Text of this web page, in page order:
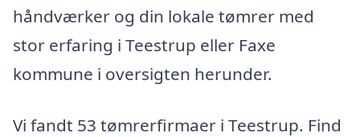
håndværker og din lokale tømrer med
stor erfaring i Teestrup eller Faxe
kommune i oversigten herunder.
Vi fandt 53 tømrerfirmaer i Teestrup. Find